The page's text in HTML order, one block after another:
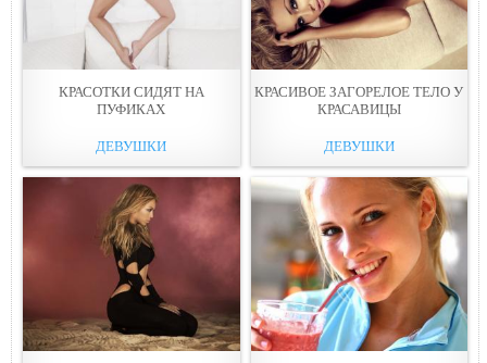
КРАСОТКИ СИДЯТ НА
ПУФИКАХ
ДЕВУШКИ
КРАСИВОЕ ЗАГОРЕЛОЕ ТЕЛО У
КРАСАВИЦЫ
ДЕВУШКИ